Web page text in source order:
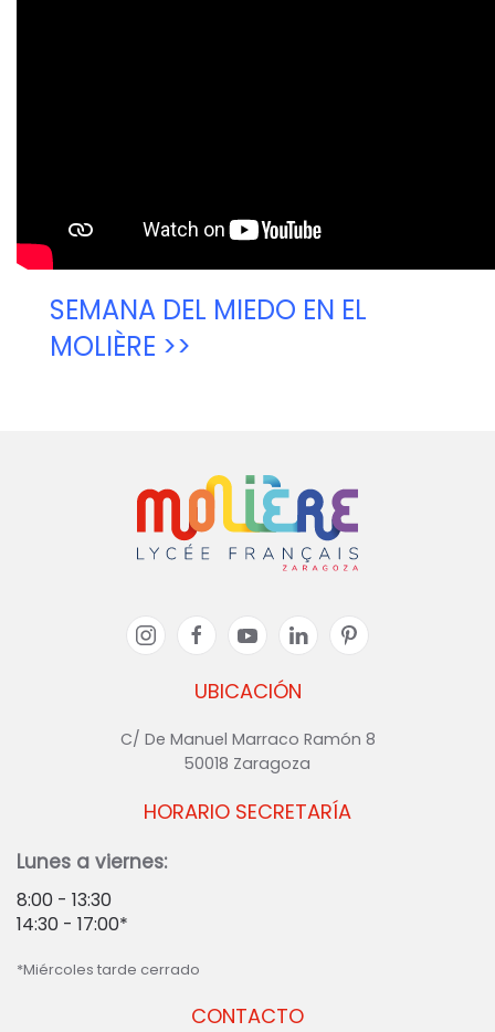
SEMANA DEL MIEDO EN EL
MOLIÈRE >>
UBICACIÓN
C/ De Manuel Marraco Ramón 8
50018 Zaragoza
CONTACTO
HORARIO SECRETARÍA
Lunes a viernes:
8:00 - 13:30
14:30 - 17:00*
*Miércoles tarde cerrado